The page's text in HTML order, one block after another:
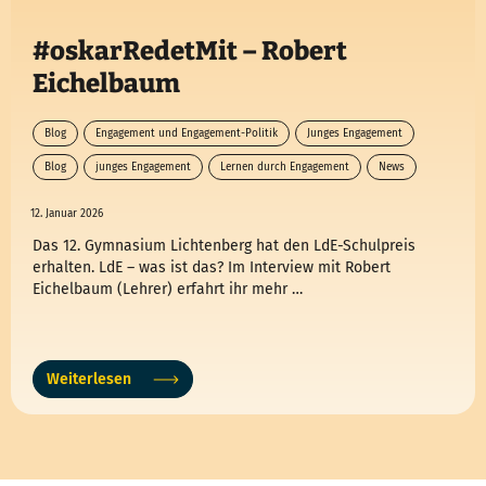
#oskarRedetMit – Robert
Eichelbaum
Blog Engagement und Engagement-Politik Junges Engagement
Blog junges Engagement Lernen durch Engagement News
12. Januar 2026
Das 12. Gymnasium Lichtenberg hat den LdE-Schulpreis
erhalten. LdE – was ist das? Im Interview mit Robert
Eichelbaum (Lehrer) erfahrt ihr mehr …
Weiterlesen